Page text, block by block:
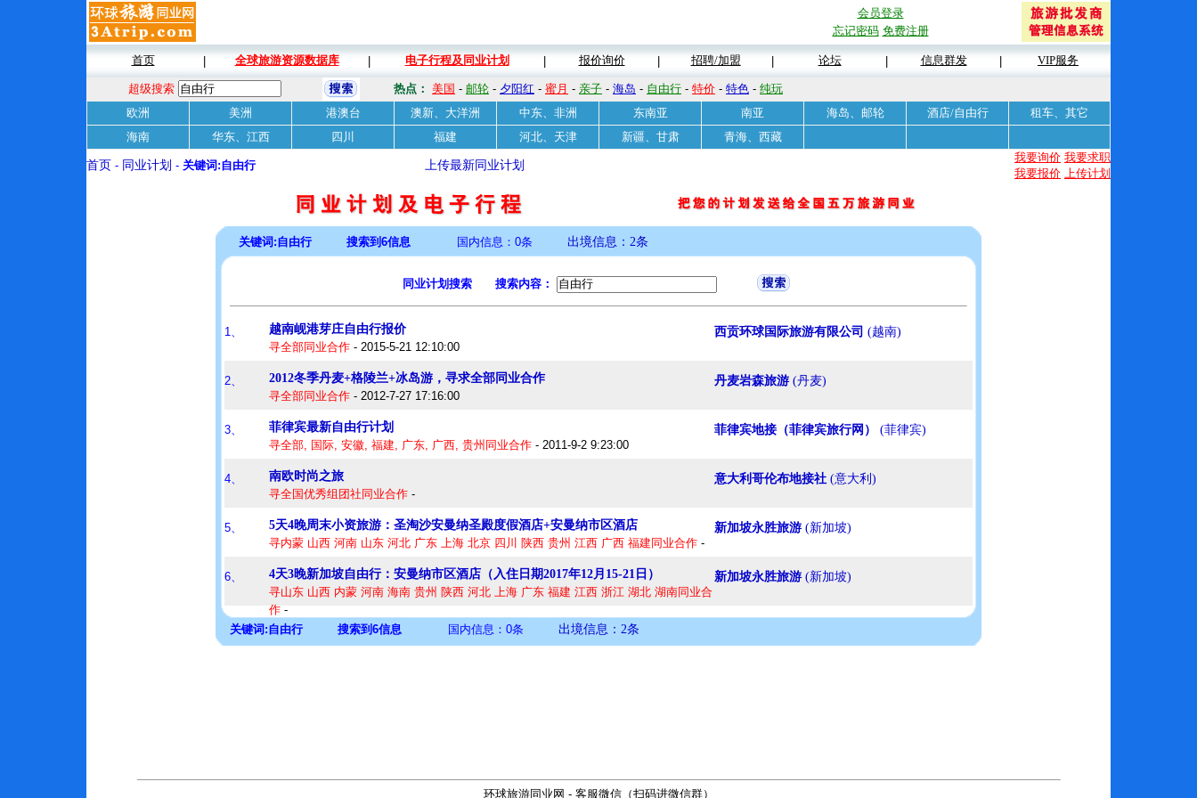
会员登录
忘记密码 免费注册
首页 全球旅游资源数据库 电子行程及同业计划 报价询价 招聘/加盟 论坛 信息群发 VIP服务
超级搜索 热点： 美国 - 邮轮 - 夕阳红 - 蜜月 - 亲子 - 海岛 - 自由行 - 特价 - 特色 - 纯玩
欧洲
美洲 港澳台 澳新、大洋洲 中东、非洲 东南亚 南亚 海岛、邮轮 酒店/自由行
租车、其它
海南
华东、江西 四川 福建 河北、天津 新疆、甘肃 青海、西藏
首页 - 同业计划 - 关键词:自由行 上传最新同业计划
我要询价 我要求职
我要报价 上传计划
关键词:自由行 搜索到6信息 国内信息：0条 出境信息：2条
同业计划搜索 搜索内容：
1、
越南岘港芽庄自由行报价
寻全部同业合作 - 2015-5-21 12:10:00
西贡环球国际旅游有限公司 (越南)
2、
2012冬季丹麦+格陵兰+冰岛游，寻求全部同业合作
寻全部同业合作 - 2012-7-27 17:16:00
丹麦岩森旅游 (丹麦)
3、
菲律宾最新自由行计划
寻全部, 国际, 安徽, 福建, 广东, 广西, 贵州同业合作 - 2011-9-2 9:23:00
菲律宾地接（菲律宾旅行网） (菲律宾)
4、
南欧时尚之旅
寻全国优秀组团社同业合作 -
意大利哥伦布地接社 (意大利)
5、
5天4晚周末小资旅游：圣淘沙安曼纳圣殿度假酒店+安曼纳市区酒店
寻内蒙 山西 河南 山东 河北 广东 上海 北京 四川 陕西 贵州 江西 广西 福建同业合作 -
新加坡永胜旅游 (新加坡)
6、
4天3晚新加坡自由行：安曼纳市区酒店（入住日期2017年12月15-21日）
寻山东 山西 内蒙 河南 海南 贵州 陕西 河北 上海 广东 福建 江西 浙江 湖北 湖南同业合
作 -
新加坡永胜旅游 (新加坡)
关键词:自由行 搜索到6信息 国内信息：0条 出境信息：2条
环球旅游同业网 - 客服微信（扫码进微信群）